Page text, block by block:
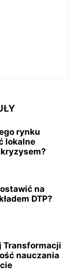
rynku
lokalne
na
DTP?
Transformacji
nauczania